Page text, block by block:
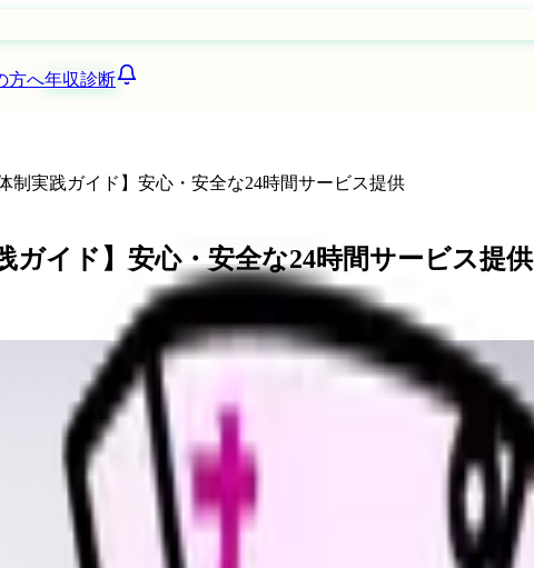
方へ年収診断
制実践ガイド】安心・安全な24時間サービス提供
ガイド】安心・安全な24時間サービス提供